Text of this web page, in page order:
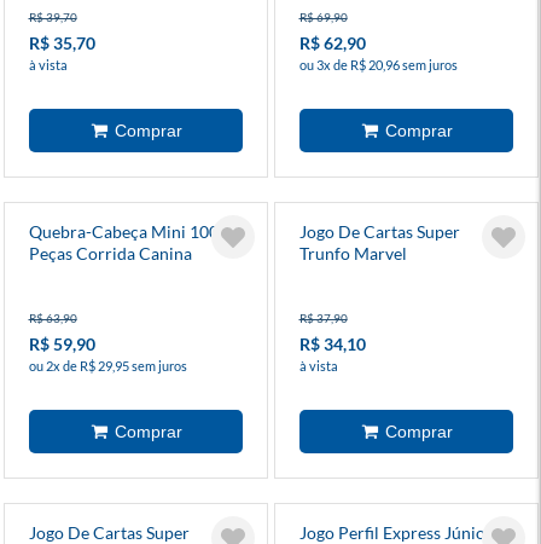
R$ 39,70
R$ 35,70
à vista
R$ 69,90
R$ 62,90
ou 3x de R$ 20,96 sem juros
Quebra-Cabeça Mini 1000
Peças Corrida Canina
R$ 63,90
R$ 59,90
ou 2x de R$ 29,95 sem juros
Jogo De Cartas Super
Trunfo Marvel
R$ 37,90
R$ 34,10
à vista
Jogo De Cartas Super Jogo Perfil Express Júnior